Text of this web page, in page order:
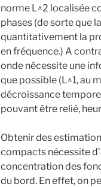
norme L^2 localisée
phases (de sorte que
quantitativement la
en fréquence.) A
onde nécessite une
que possible (L^1, au
décroissance
pouvant être relié,
Obtenir des
compacts nécessite
concentration des
du bord. En effet, on